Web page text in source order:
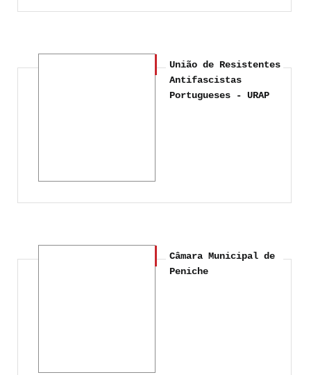
União de Resistentes
Antifascistas
Portugueses - URAP
Câmara Municipal de
Peniche